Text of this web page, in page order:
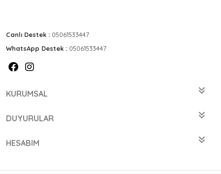
Canlı Destek : 05061533447
WhatsApp Destek : 05061533447
KURUMSAL
DUYURULAR
HESABIM